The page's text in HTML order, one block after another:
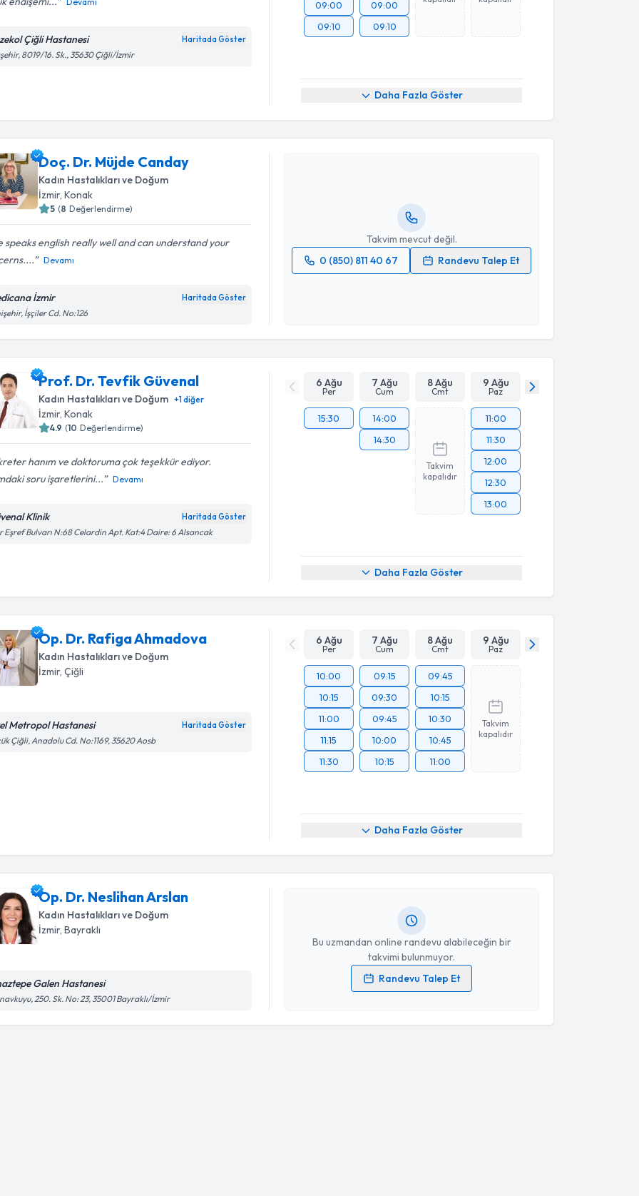
Çiğli Hastanesi Haritada Göster
8019/16. Sk., 35630 Çiğli/İzmir
09:00
09:10
09:00
09:10
Daha Fazla Göster
Doç. Dr. Müjde Canday
Kadın Hastalıkları ve Doğum
İzmir, Konak
5 (8 Değerlendirme)
speaks english really well and can understand your
Devamı
İzmir Haritada Göster
İşçiler Cd. No:126
Takvim mevcut değil.
0 (850) 811 40 67
Randevu Talep Et
Randevu Takvimi Talebi
Doç. Dr. Müjde Canday
Takvim Talebini Gönder
Prof. Dr. Tevfik Güvenal
Kadın Hastalıkları ve Doğum +1diğer
İzmir, Konak
4.9 (10 Değerlendirme)
hanım ve doktoruma çok teşekkür ediyor.
soru işaretlerini...
Devamı
Klinik Haritada Göster
Eşref Bulvarı N:68 Celardin Apt. Kat:4 Daire: 6 Alsancak
6 Ağu
Per
7 Ağu
Cum
8 Ağu
Cmt
9 Ağu
Paz
15:30
14:00
14:30
Takvim
kapalıdır
11:00
11:30
12:00
12:30
13:00
Daha Fazla Göster
Op. Dr. Rafiga Ahmadova
Kadın Hastalıkları ve Doğum
İzmir, Çiğli
Metropol Hastanesi Haritada Göster
Çiğli, Anadolu Cd. No:1169, 35620 Aosb
6 Ağu
Per
7 Ağu
Cum
8 Ağu
Cmt
9 Ağu
Paz
10:00
10:15
11:00
11:15
11:30
09:15
09:30
09:45
10:00
10:15
09:45
10:15
10:30
10:45
11:00
Takvim
kapalıdır
Daha Fazla Göster
Op. Dr. Neslihan Arslan
Kadın Hastalıkları ve Doğum
İzmir, Bayraklı
Galen Hastanesi
250. Sk. No: 23, 35001 Bayraklı/İzmir
Bu uzmandan online randevu alabileceğin bir
takvimi bulunmuyor.
Randevu Talep Et
Randevu Takvimi Talebi
Kişisel verilerimin işlenmesine ilişkinAydınlatma Metni